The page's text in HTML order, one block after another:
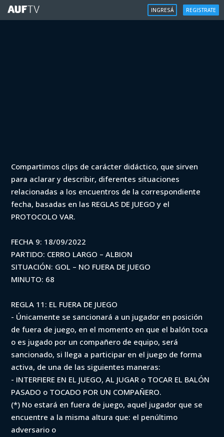
INGRESÁ REGISTRATE
VAR - Clausura 2022 - Cerro Largo vs
Albion (min. 68)
Iniciá sesión para ver
Compartimos clips de carácter didáctico, que sirven
para aclarar y describir, diferentes situaciones
relacionadas a los encuentros de la correspondiente
fecha, basadas en las REGLAS DE JUEGO y el
PROTOCOLO VAR.
FECHA 9: 18/09/2022
PARTIDO: CERRO LARGO – ALBION
SITUACIÓN: GOL – NO FUERA DE JUEGO
MINUTO: 68
REGLA 11: EL FUERA DE JUEGO
- Únicamente se sancionará a un jugador en posición
de fuera de juego, en el momento en que el balón toca
o es jugado por un compañero de equipo, será
sancionado, si llega a participar en el juego de forma
activa, de una de las siguientes maneras:
- INTERFIERE EN EL JUEGO, AL JUGAR o TOCAR EL BALÓN
PASADO o TOCADO POR UN COMPAÑERO.
(*) No estará en fuera de juego, aquel jugador que se
encuentre a la misma altura que: el penúltimo
adversario o